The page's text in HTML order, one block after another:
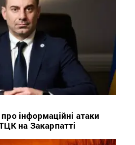
інформаційні атаки
на Закарпатті